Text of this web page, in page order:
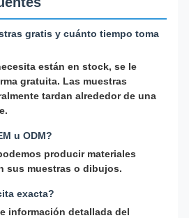
gratis y cuánto tiempo toma
están en stock, se le
gratuita. Las muestras
tardan alrededor de una
u ODM?
producir materiales
sus muestras o dibujos.
exacta?
información detallada del